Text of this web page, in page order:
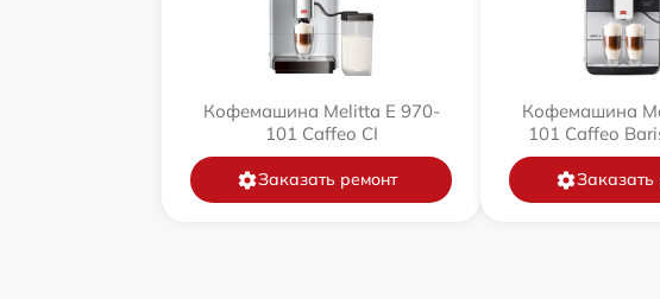
Кофемашина Melitta Е 970-
101 Caffeo CI
Заказать ремонт
Кофемашина
101 Caffeo
Заказать